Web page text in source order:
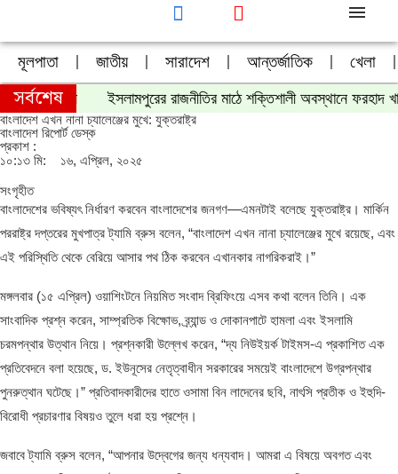
মূলপাতা জাতীয় সারাদেশ আন্তর্জাতিক খেলা
সর্বশেষ
আহসান ইসলামপুরের রাজনীতির মাঠে শক্তিশালী অবস্থানে ফরহাদ খান
বাংলাদেশ এখন নানা চ্যালেঞ্জের মুখে: যুক্তরাষ্ট্র
বাংলাদেশ রিপোর্ট ডেস্ক
প্রকাশ :
১০:১৩ মি:
১৬, এপ্রিল, ২০২৫
সংগৃহীত
বাংলাদেশের ভবিষ্যৎ নির্ধারণ করবেন বাংলাদেশের জনগণ—এমনটাই বলেছে যুক্তরাষ্ট্র। মার্কিন
পররাষ্ট্র দপ্তরের মুখপাত্র ট্যামি ব্রুস বলেন, “বাংলাদেশ এখন নানা চ্যালেঞ্জের মুখে রয়েছে, এবং
এই পরিস্থিতি থেকে বেরিয়ে আসার পথ ঠিক করবেন এখানকার নাগরিকরাই।”
মঙ্গলবার (১৫ এপ্রিল) ওয়াশিংটনে নিয়মিত সংবাদ ব্রিফিংয়ে এসব কথা বলেন তিনি। এক
সাংবাদিক প্রশ্ন করেন, সাম্প্রতিক বিক্ষোভ, ব্র্যান্ড ও দোকানপাটে হামলা এবং ইসলামি
চরমপন্থার উত্থান নিয়ে। প্রশ্নকারী উল্লেখ করেন, “দ্য নিউইয়র্ক টাইমস-এ প্রকাশিত এক
প্রতিবেদনে বলা হয়েছে, ড. ইউনূসের নেতৃত্বাধীন সরকারের সময়েই বাংলাদেশে উগ্রপন্থার
পুনরুত্থান ঘটেছে।” প্রতিবাদকারীদের হাতে ওসামা বিন লাদেনের ছবি, নাৎসি প্রতীক ও ইহুদি-
বিরোধী প্রচারণার বিষয়ও তুলে ধরা হয় প্রশ্নে।
জবাবে ট্যামি ব্রুস বলেন, “আপনার উদ্বেগের জন্য ধন্যবাদ। আমরা এ বিষয়ে অবগত এবং